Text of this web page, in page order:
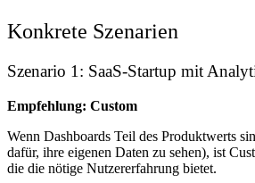
Konkrete Szenarien
Szenario 1: SaaS-Startup mit
Empfehlung: Custom
Wenn Dashboards Teil des Produktwerts
dafür, ihre eigenen Daten zu sehen), ist
die die nötige Nutzererfahrung bietet.